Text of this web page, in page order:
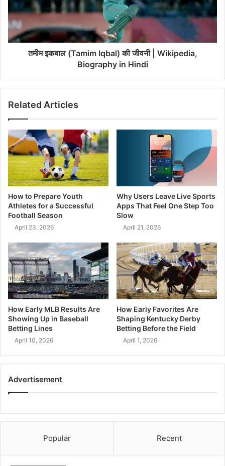
तमीम इकबाल (Tamim Iqbal) की जीवनी | Wikipedia,
Biography in Hindi
Related Articles
How to Prepare Youth
Athletes for a Successful
Football Season
April 23, 2026
Why Users Leave Live Sports
Apps That Feel One Step Too
Slow
April 21, 2026
How Early MLB Results Are
Showing Up in Baseball
Betting Lines
April 10, 2026
How Early Favorites Are
Shaping Kentucky Derby
Betting Before the Field
April 1, 2026
Advertisement
Popular Recent